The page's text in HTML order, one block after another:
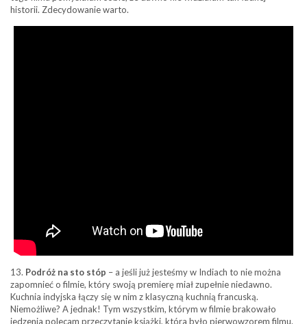
historii. Zdecydowanie warto.
13. Podróż na sto stóp – a jeśli już jesteśmy w Indiach to nie można
zapomnieć o filmie, który swoją premierę miał zupełnie niedawno.
Kuchnia indyjska łączy się w nim z klasyczną kuchnią francuską.
Niemożliwe? A jednak! Tym wszystkim, którym w filmie brakowało
jedzenia polecam przeczytanie książki, która było pierwowzorem filmu.